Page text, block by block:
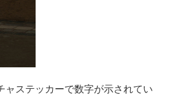
ャステッカーで数字が示されてい